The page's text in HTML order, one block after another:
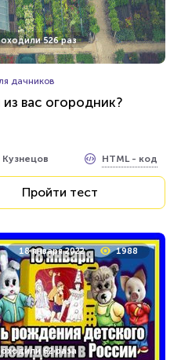
526 раз
дачников
из вас огородник?
Кузнецов HTML - код
Пройти тест
18 января 2022 1988
62 раза